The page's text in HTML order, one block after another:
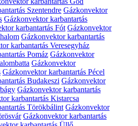
Szentendre Gázkonvektor
Gázkonvektor karbantartás
karbantartás Fót Gázkonvektor
Gázkonvektor karbantartás
karbantartás Veresegyház
Pomáz Gázkonvektor
Gázkonvektor
Gázkonvektor karbantartás Pécel
Budakeszi Gázkonvektor
Gázkonvektor karbantartás
karbantartás Kistarcsa
Törökbálint Gázkonvektor
Gázkonvektor karbantartás